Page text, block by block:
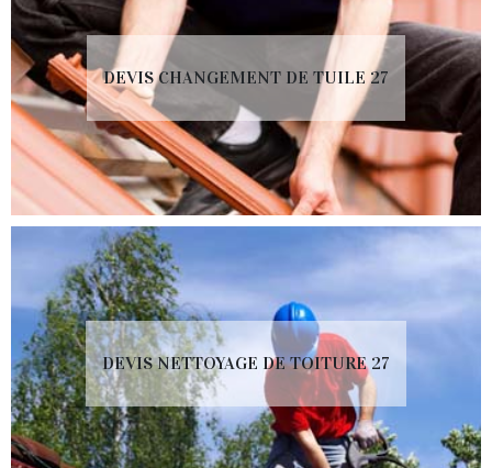
DEVIS CHANGEMENT DE TUILE 27
DEVIS NETTOYAGE DE TOITURE 27